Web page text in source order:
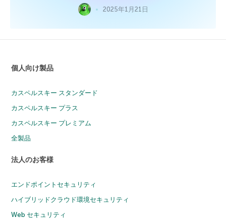
2025年1月21日
個人向け製品
カスペルスキー スタンダード
カスペルスキー プラス
カスペルスキー プレミアム
全製品
法人のお客様
エンドポイントセキュリティ
ハイブリッドクラウド環境セキュリティ
Web セキュリティ